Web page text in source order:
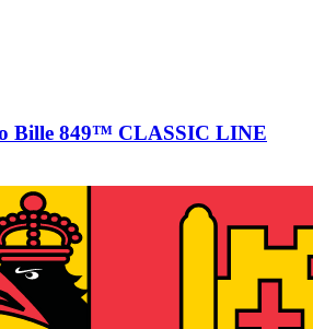
Bille 849™ CLASSIC LINE